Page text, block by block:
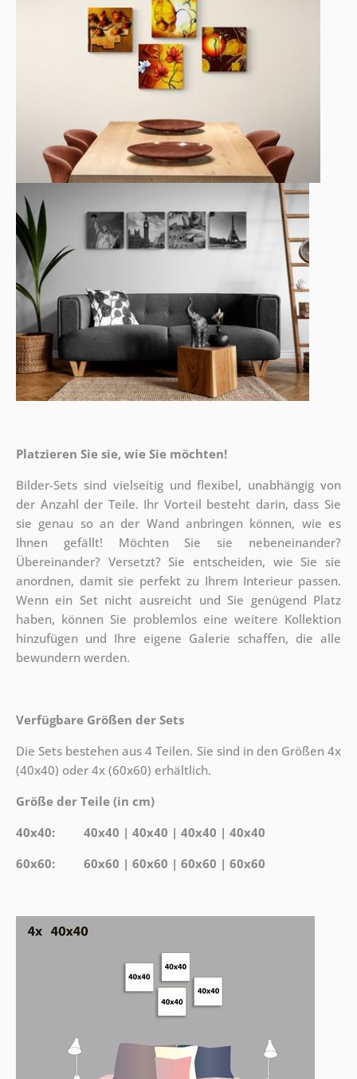
Platzieren Sie sie, wie Sie möchten!
Bilder-Sets sind vielseitig und flexibel, unabhängig von
der Anzahl der Teile. Ihr Vorteil besteht darin, dass Sie
sie genau so an der Wand anbringen können, wie es
Ihnen gefällt! Möchten Sie sie nebeneinander?
Übereinander? Versetzt? Sie entscheiden, wie Sie sie
anordnen, damit sie perfekt zu Ihrem Interieur passen.
Wenn ein Set nicht ausreicht und Sie genügend Platz
haben, können Sie problemlos eine weitere Kollektion
hinzufügen und Ihre eigene Galerie schaffen, die alle
bewundern werden.
Verfügbare Größen der Sets
Die Sets bestehen aus 4 Teilen. Sie sind in den Größen 4x
(40x40) oder 4x (60x60) erhältlich.
Größe der Teile (in cm)
40x40: 40x40 | 40x40 | 40x40 | 40x40
60x60: 60x60 | 60x60 | 60x60 | 60x60